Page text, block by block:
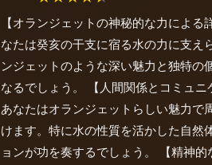
【オランジェットの神秘的な力による
なたは癸亥の干支に宿る水の力に支え
ンジェットのような深い魅力と独特の
なるでしょう。 【人間関係とコミュ
あなたはオランジェットらしい魅力で
けます。特に水の性質を活かした自然
ョンが功を奏するでしょう。 【精神的